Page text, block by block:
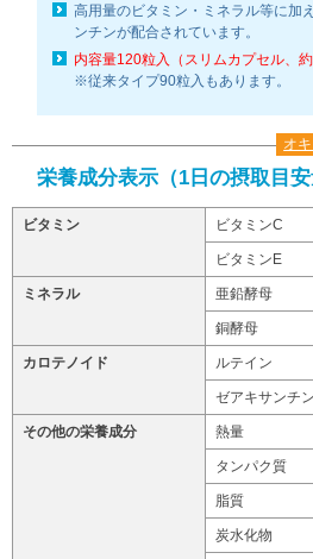
高用量のビタミン・ミネラル等に加
ンチンが配合されています。
内容量120粒入（スリムカプセル、約
※従来タイプ90粒入もあります。
オ
栄養成分表示（1日の摂取目安
ビタミン ビタミンC
ビタミンE
ミネラル 亜鉛酵母
銅酵母
カロテノイド ルテイン
ゼアキサンチン
その他の栄養成分 熱量
タンパク質
脂質
炭水化物